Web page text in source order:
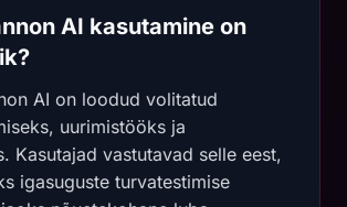
AI kasutamine on
AI on loodud volitatud
uurimistööks ja
Kasutajad vastutavad selle eest,
igasuguste turvatestimise